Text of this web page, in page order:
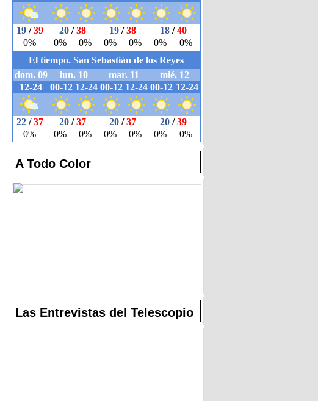
A Todo Color
Las Entrevistas del Telescopio